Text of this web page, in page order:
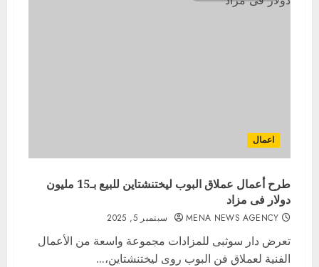
اعمال
طرح أعمال عملاق البوب ليختنشتاين للبيع بـ15 مليون
دولار فى مزاد
MENA NEWS AGENCY سبتمبر 5, 2025
تعرض دار سوثبى للمزادات مجموعة واسعة من الأعمال
الفنية لعملاق فن البوب روى ليختنشتاين،...